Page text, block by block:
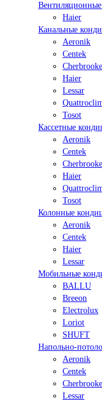
Вентиляционные
Haier
Канальные
Aeronik
Centek
Cherbrooke
Haier
Lessar
Tosot
Кассетные
Aeronik
Centek
Cherbrooke
Haier
Tosot
Колонные
Aeronik
Centek
Haier
Lessar
Мобильные
BALLU
Breeon
Electrolux
Loriot
SHUFT
Напольно-
Aeronik
Centek
Cherbrooke
Lessar